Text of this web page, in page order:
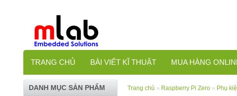
TRANG CHỦ BÀI VIẾT KĨ THUẬT MUA HÀNG
DANH MỤC SẢN PHẨM Trang chủ » Raspberry Pi Zero » Phụ